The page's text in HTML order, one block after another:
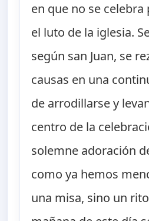
en que no se
el luto de la iglesia.
según san Juan, se
causas en una
de arrodillarse y
centro de la
solemne adoración
como ya hemos
una misa, sino un